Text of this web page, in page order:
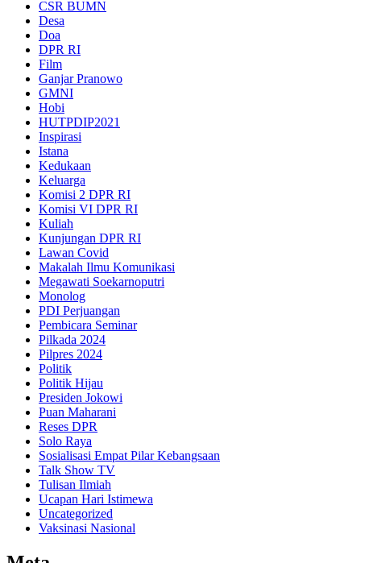
CSR BUMN
Desa
Doa
DPR RI
Film
Ganjar Pranowo
GMNI
Hobi
HUTPDIP2021
Inspirasi
Istana
Kedukaan
Keluarga
Komisi 2 DPR RI
Komisi VI DPR RI
Kuliah
Kunjungan DPR RI
Lawan Covid
Makalah Ilmu Komunikasi
Megawati Soekarnoputri
Monolog
PDI Perjuangan
Pembicara Seminar
Pilkada 2024
Pilpres 2024
Politik
Politik Hijau
Presiden Jokowi
Puan Maharani
Reses DPR
Solo Raya
Sosialisasi Empat Pilar Kebangsaan
Talk Show TV
Tulisan Ilmiah
Ucapan Hari Istimewa
Uncategorized
Vaksinasi Nasional